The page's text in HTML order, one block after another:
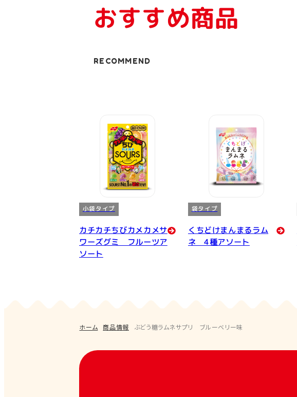
おすすめ商品
RECOMMEND
小袋タイプ
カチカチちびカメカメサ
ワーズグミ フルーツア
ソート
袋タイプ
くちどけまんまるラム
ネ 4種アソート
ホーム 商品情報 ぶどう糖ラムネサプリ ブルーベリー味